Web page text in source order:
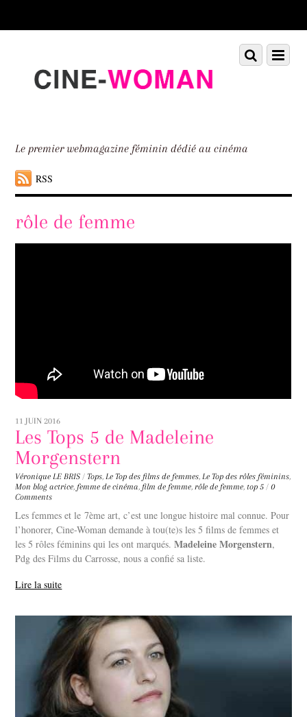
down
Le premier webmagazine féminin dédié au cinéma
RSS
Menu
Scroll
down
rôle de femme
11 JUIN 2016
Les Tops 5 de Madeleine
Morgenstern
Véronique LE BRIS / Tops,Le Top des films de femmes,Le Top des rôles féminins,
Mon blog actrice, femme de cinéma, film de femme,rôle de femme, top 5 / 0
Comments
Les femmes et le 7ème art, c’est une longue histoire mal connue. Pour
l’honorer, Cine-Woman demande à tou(te)s les 5 films de femmes et
les 5 rôles féminins qui les ont marqués.Madeleine Morgenstern,
Pdg des Films du Carrosse, nous a confié sa liste.
Lire la suite